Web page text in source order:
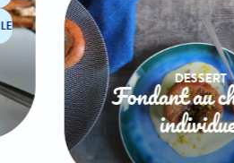
DESSERT
Fondant au